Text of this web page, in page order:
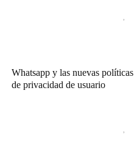
Whatsapp y las nuevas políticas
de privacidad de usuario